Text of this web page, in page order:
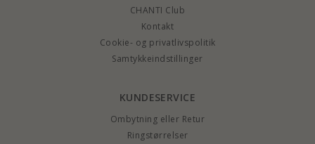
CHANTI Club
Kontakt
Cookie- og privatlivspolitik
Samtykkeindstillinger
KUNDESERVICE
Ombytning eller Retur
Ringstørrelser